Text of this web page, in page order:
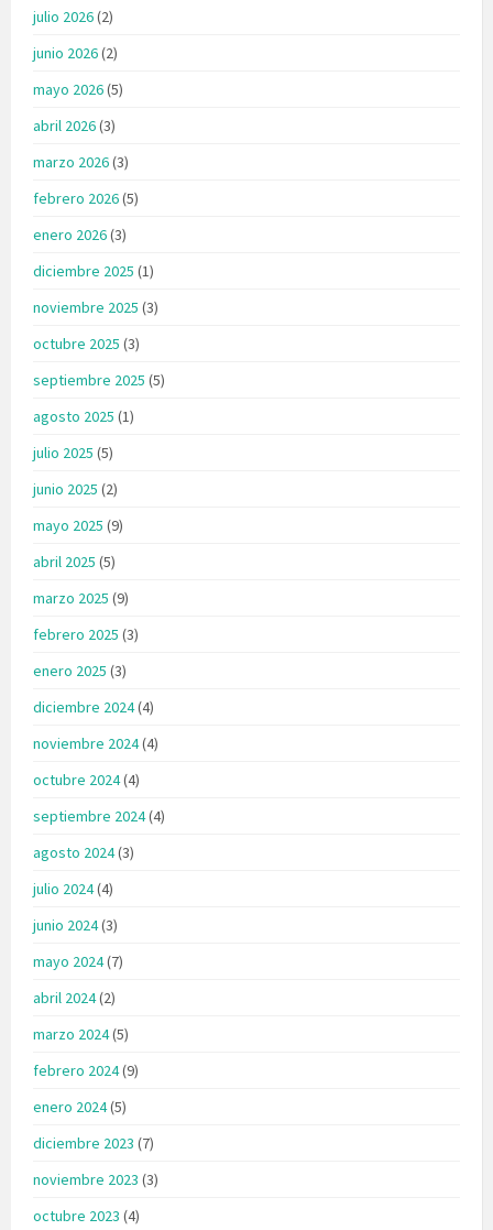
julio 2026(2)
junio 2026(2)
mayo 2026(5)
abril 2026(3)
marzo 2026(3)
febrero 2026(5)
enero 2026(3)
diciembre 2025 (1)
noviembre 2025 (3)
octubre 2025 (3)
septiembre 2025 (5)
agosto 2025 (1)
julio 2025 (5)
junio 2025 (2)
mayo 2025 (9)
abril 2025 (5)
marzo 2025 (9)
febrero 2025 (3)
enero 2025 (3)
diciembre 2024(4)
noviembre 2024(4)
octubre 2024(4)
septiembre 2024(4)
agosto 2024(3)
julio 2024(4)
junio 2024(3)
mayo 2024(7)
abril 2024(2)
marzo 2024(5)
febrero 2024(9)
enero 2024(5)
diciembre 2023 (7)
noviembre 2023 (3)
octubre 2023 (4)